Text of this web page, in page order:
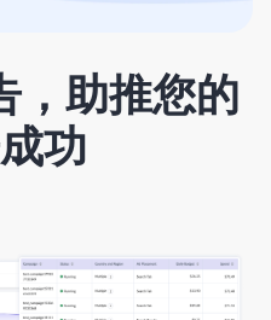
，助推您的
功